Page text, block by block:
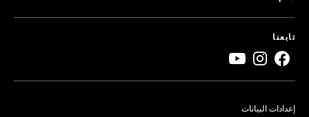
تابعنا
إعدادات البيانات